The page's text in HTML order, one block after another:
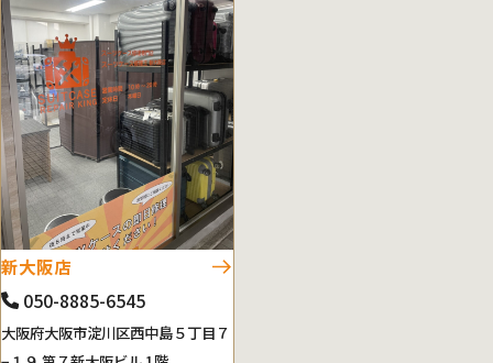
新大阪店
050-8885-6545
大阪府大阪市淀川区西中島５丁目７